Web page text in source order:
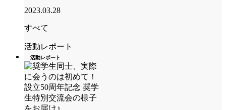
2023.03.28
すべて
活動レポート
活動レポート